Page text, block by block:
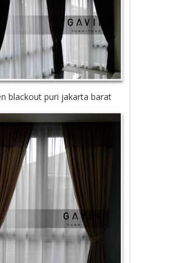
blackout puri jakarta barat